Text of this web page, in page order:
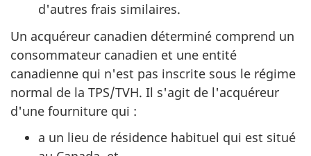
d'autres frais similaires.
Un acquéreur canadien déterminé comprend un
consommateur canadien et une entité
canadienne qui n'est pas inscrite sous le régime
normal de la TPS/TVH. Il s'agit de l'acquéreur
d'une fourniture qui :
a un lieu de résidence habituel qui est situé